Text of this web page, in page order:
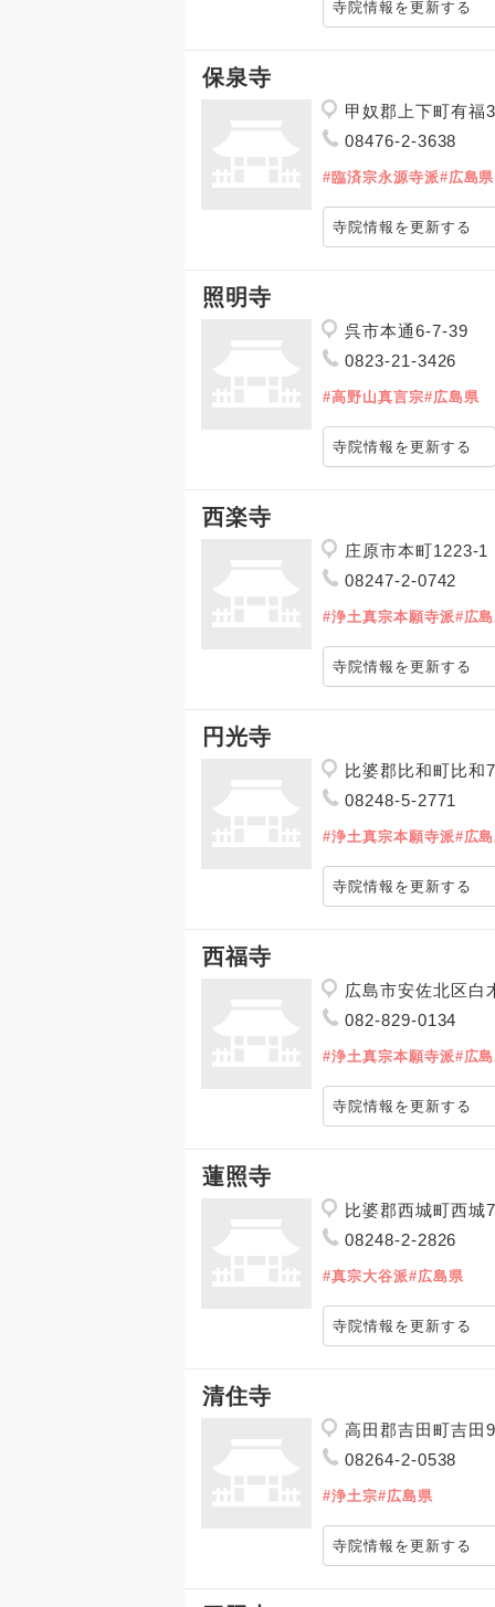
寺院情報を更新する
保泉寺
甲奴郡上下町有福
08476-2-3638
#臨済宗永源寺派#広島県
寺院情報を更新する
照明寺
呉市本通6-7-39
0823-21-3426
#高野山真言宗#広島県
寺院情報を更新する
西楽寺
庄原市本町1223-1
08247-2-0742
#浄土真宗本願寺派#広
寺院情報を更新する
円光寺
比婆郡比和町比和
08248-5-2771
#浄土真宗本願寺派#広
寺院情報を更新する
西福寺
広島市安佐北区白
082-829-0134
#浄土真宗本願寺派#広
寺院情報を更新する
蓮照寺
比婆郡西城町西城
08248-2-2826
#真宗大谷派#広島県
寺院情報を更新する
清住寺
高田郡吉田町吉田
08264-2-0538
#浄土宗#広島県
寺院情報を更新する